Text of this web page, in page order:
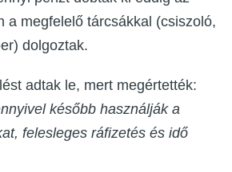
a megfelelő tárcsákkal (csiszoló,
dolgoztak.
adtak le, mert megértették:
később használják a
felesleges ráfizetés és idő